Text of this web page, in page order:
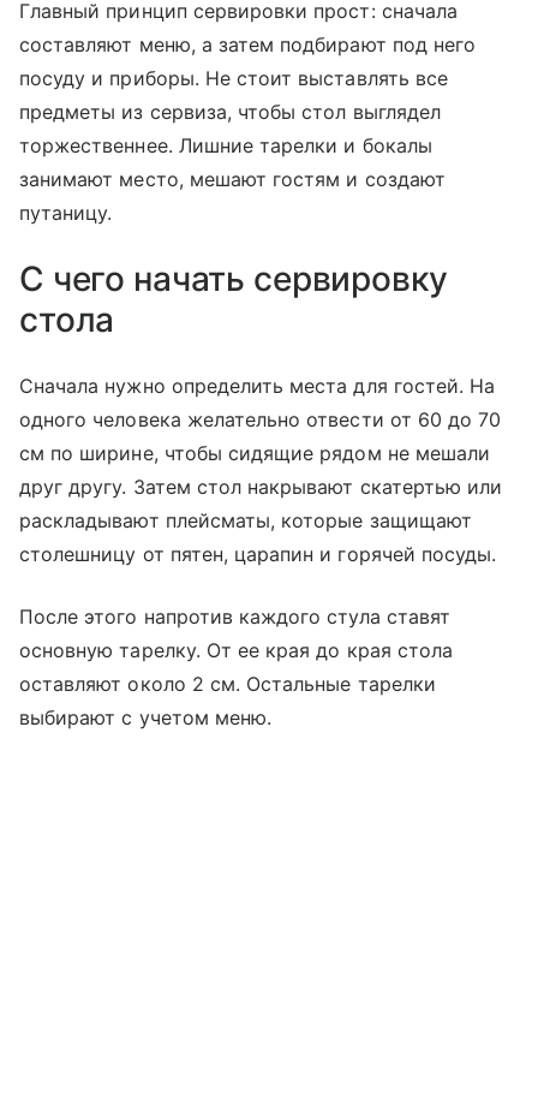
Главный принцип сервировки прост: сначала
составляют меню, а затем подбирают под него
посуду и приборы. Не стоит выставлять все
предметы из сервиза, чтобы стол выглядел
торжественнее. Лишние тарелки и бокалы
занимают место, мешают гостям и создают
путаницу.
С чего начать сервировку
стола
Сначала нужно определить места для гостей. На
одного человека желательно отвести от 60 до 70
см по ширине, чтобы сидящие рядом не мешали
друг другу. Затем стол накрывают скатертью или
раскладывают плейсматы, которые защищают
столешницу от пятен, царапин и горячей посуды.
После этого напротив каждого стула ставят
основную тарелку. От ее края до края стола
оставляют около 2 см. Остальные тарелки
выбирают с учетом меню.